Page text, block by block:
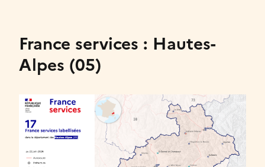
France services : Hautes-
Alpes (05)